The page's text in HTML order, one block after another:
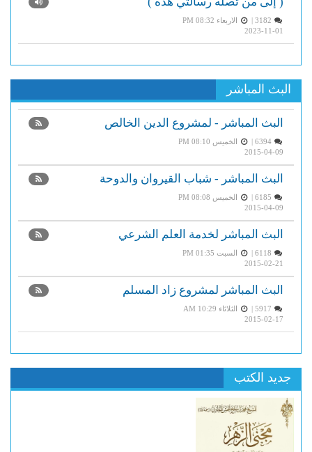
الاربعاء PM 08:32
2023-11-01
البث المباشر
البث المباشر - لمشروع الدين الخالص
6394 |
الخميس PM 08:10
2015-04-09
البث المباشر - شباب القيروان والدوحة
الخميس PM 08:08
2015-04-09
البث المباشر لخدمة العلم الشرعي
السبت PM 01:35
2015-02-21
البث المباشر لمشروع زاد المسلم
الثلاثاء AM 10:29
2015-02-17
جديد الكتب